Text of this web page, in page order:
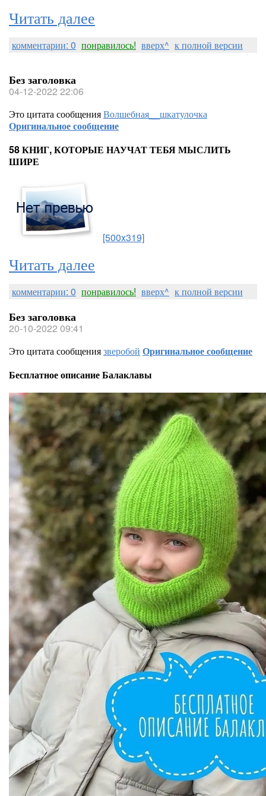
Читать далее
комментарии: 0 понравилось! вверх^ к полной версии
Без заголовка
04-12-2022 22:06
Это цитата сообщенияВолшебная__шкатулочка
Оригинальное сообщение
58 КНИГ, КОТОРЫЕ НАУЧАТ ТЕБЯ МЫСЛИТЬ
ШИРЕ
[500x319]
Читать далее
комментарии: 0 понравилось! вверх^ к полной версии
Без заголовка
20-10-2022 09:41
Это цитата сообщениязверобой Оригинальное сообщение
Бесплатное описание Балаклавы